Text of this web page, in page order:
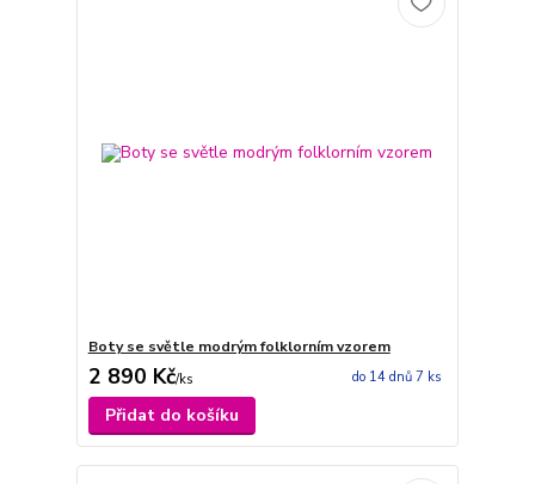
Boty se světle modrým folklorním vzorem
2 890 Kč/ks do 14 dnů 7 ks
Přidat do košíku